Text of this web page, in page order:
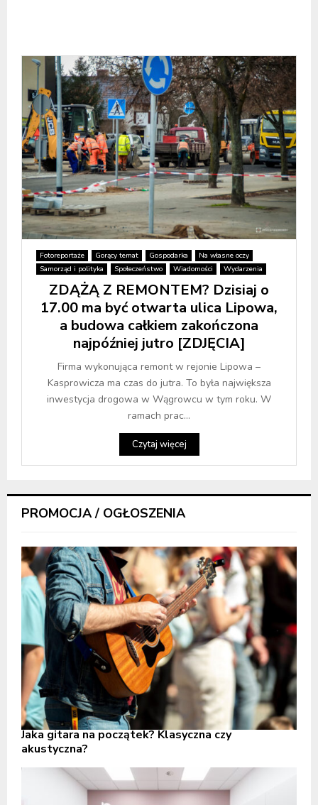
Fotoreportaże Gorący temat Gospodarka
Na własne oczy
Samorząd i polityka
Społeczeństwo Wiadomości Wydarzenia
ZDĄŻĄ Z REMONTEM? Dzisiaj o
17.00 ma być otwarta ulica Lipowa,
a budowa całkiem zakończona
najpóźniej jutro [ZDJĘCIA]
Firma wykonująca remont w rejonie Lipowa –
Kasprowicza ma czas do jutra. To była największa
inwestycja drogowa w Wągrowcu w tym roku. W
ramach prac...
Czytaj więcej
PROMOCJA / OGŁOSZENIA
Jaka gitara na początek? Klasyczna czy
akustyczna?